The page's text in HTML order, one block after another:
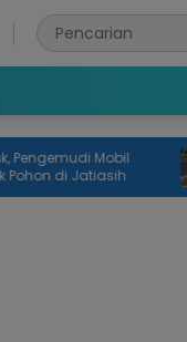
Mobil
di Jatiasih